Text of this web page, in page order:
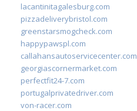
lacantinitagalesburg.com
pizzadeliverybristol.com
greenstarsmogcheck.com
happypawspl.com
callahansautoservicecenter.com
georgiascornermarket.com
perfectfit24-7.com
portugalprivatedriver.com
von-racer.com